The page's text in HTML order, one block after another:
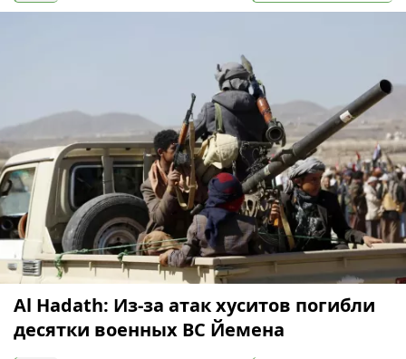
Al Hadath: Из-за атак хуситов погибли
десятки военных ВС Йемена